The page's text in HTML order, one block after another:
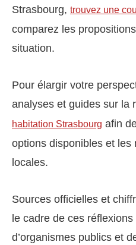
Strasbourg, trouvez une
comparez les
situation.
Pour élargir votre
analyses et guides sur la
habitation Strasbourg afin
options disponibles et les
locales.
Sources officielles et
le cadre de ces
d’organismes publics et